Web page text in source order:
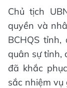
Chủ tịch
quyền và
BCHQS
quân sự tỉnh,
đã khắc
sắc nhiệm